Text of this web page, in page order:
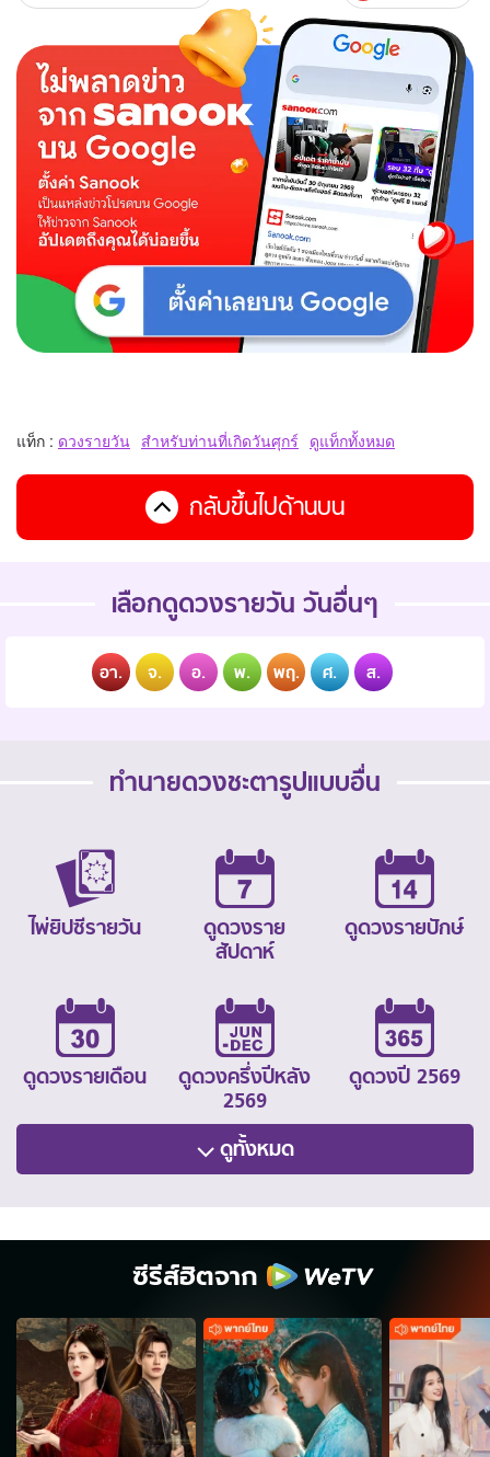
แท็ก : ดวงรายวัน สำหรับท่านที่เกิดวันศุกร์ ดูแท็กทั้งหมด
กลับขึ้นไปด้านบน
เลือกดูดวงรายวัน วันอื่นๆ
อา. จ. อ. พ. พฤ. ศ. ส.
ทำนายดวงชะตารูปแบบอื่น
ไพ่ยิปซีรายวัน
ดูดวงราย
สัปดาห์
ดูดวงรายปักษ์
ดูดวงรายเดือน
ดูดวงครึ่งปีหลัง
2569
ดูดวงปี 2569
ดูทั้งหมด
ซีรีส์ฮิตจาก